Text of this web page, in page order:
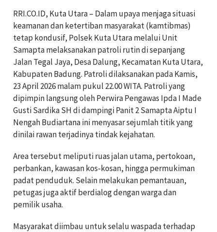
RRI.CO.ID, Kuta Utara – Dalam upaya menjaga situasi
keamanan dan ketertiban masyarakat (kamtibmas)
tetap kondusif, Polsek Kuta Utara melalui Unit
Samapta melaksanakan patroli rutin di sepanjang
Jalan Tegal Jaya, Desa Dalung, Kecamatan Kuta Utara,
Kabupaten Badung. Patroli dilaksanakan pada Kamis,
23 April 2026 malam pukul 22.00 WITA. Patroli yang
dipimpin langsung oleh Perwira Pengawas Ipda I Made
Gusti Sardika SH di dampingi Panit 2 Samapta Aiptu I
Nengah Budiartana ini menyasar sejumlah titik yang
dinilai rawan terjadinya tindak kejahatan.
Area tersebut meliputi ruas jalan utama, pertokoan,
perbankan, kawasan kos-kosan, hingga permukiman
padat penduduk. Selain melakukan pemantauan,
petugas juga aktif berdialog dengan warga dan
pemilik usaha.
Masyarakat diimbau untuk selalu waspada terhadap